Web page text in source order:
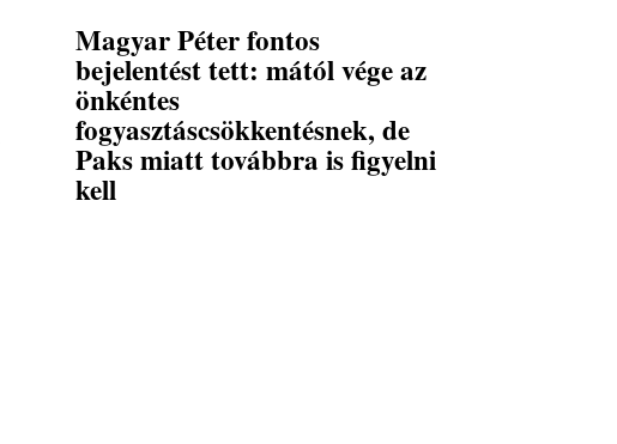
Magyar Péter fontos
bejelentést tett: mától vége az
önkéntes
fogyasztáscsökkentésnek, de
Paks miatt továbbra is figyelni
kell